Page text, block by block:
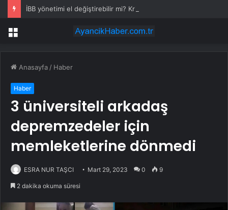
Menü
Anasayfa / Haber
Haber
3 üniversiteli arkadaş
depremzedeler için
memleketlerine dönmedi
ESRA NUR TAŞCI Mart 29, 2023 0 9
2 dakika okuma süresi